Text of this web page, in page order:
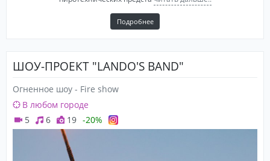
Подробнее
ШОУ-ПРОЕКТ "LANDO'S BAND"
Огненное шоу - Fire show
В любом городе
5
6 19 -20%